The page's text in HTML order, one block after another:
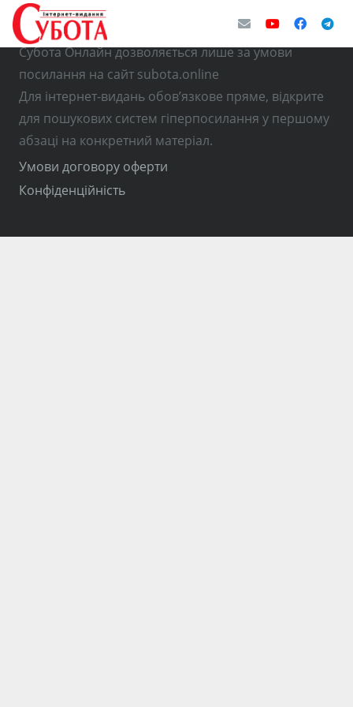
© Використання матеріалів з інтернет-видання
Субота Онлайн дозволяється лише за умови
посилання на сайт subota.online
Для інтернет-видань обов’язкове пряме, відкрите
для пошукових систем гіперпосилання у першому
абзаці на конкретний матеріал.
Умови договору оферти
Конфіденційність